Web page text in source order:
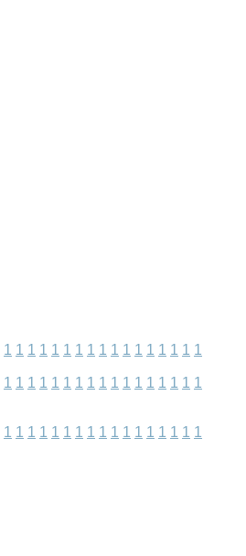
1 1 1 1 1 1 1 1 1 1 1 1 1 1 1 1 1
1 1 1 1 1 1 1 1 1 1 1 1 1 1 1 1 1
1 1 1 1 1 1 1 1 1 1 1 1 1 1 1 1 1